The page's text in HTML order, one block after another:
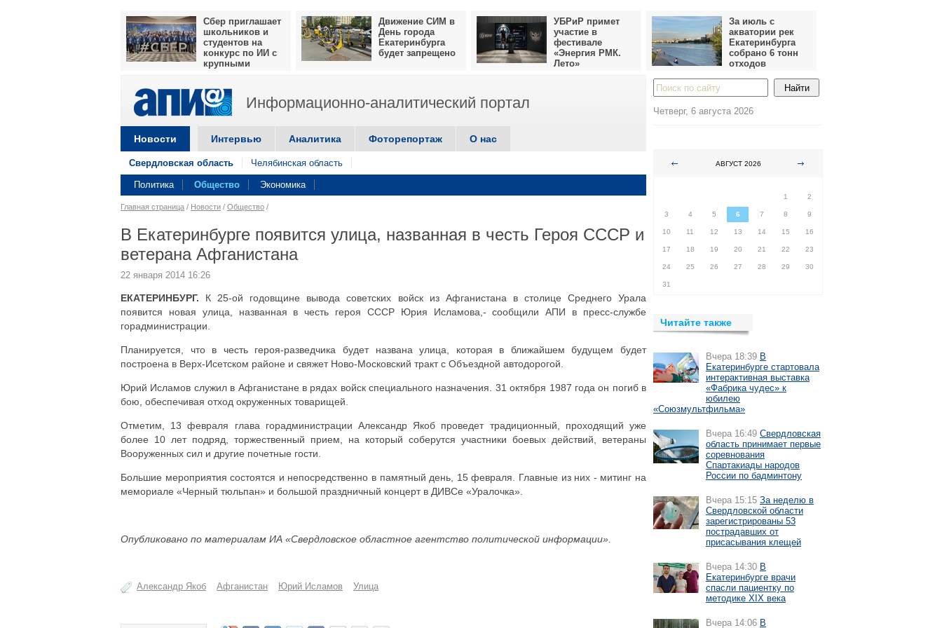
Сбер приглашает
школьников и
студентов на
конкурс по ИИ с
крупными
Движение СИМ в
День города
Екатеринбурга
будет запрещено
УБРиР примет
участие в
фестивале
«Энергия РМК.
Лето»
За июль с
акватории рек
Екатеринбурга
собрано 6 тонн
отходов
Информационно-аналитический портал
Новости Интервью Аналитика Фоторепортаж О нас
Свердловская область Челябинская область
Политика Общество Экономика
Главная страница / Новости / Общество /
В Екатеринбурге появится улица, названная в честь Героя СССР и
ветерана Афганистана
22 января 2014 16:26
ЕКАТЕРИНБУРГ. К 25-ой годовщине вывода советских войск из Афганистана в столице Среднего Урала
появится новая улица, названная в честь героя СССР Юрия Исламова,- сообщили АПИ в пресс-службе
горадминистрации.
Планируется, что в честь героя-разведчика будет названа улица, которая в ближайшем будущем будет
построена в Верх-Исетском районе и свяжет Ново-Московский тракт с Объездной автодорогой.
Юрий Исламов служил в Афганистане в рядах войск специального назначения. 31 октября 1987 года он погиб в
бою, обеспечивая отход окруженных товарищей.
Отметим, 13 февраля глава горадминистрации Александр Якоб проведет традиционный, проходящий уже
более 10 лет подряд, торжественный прием, на который соберутся участники боевых действий, ветераны
Вооруженных сил и другие почетные гости.
Большие мероприятия состоятся и непосредственно в памятный день, 15 февраля. Главные из них - митинг на
мемориале «Черный тюльпан» и большой праздничный концерт в ДИВСе «Уралочка».
Опубликовано по материалам ИА «Свердловское областное агентство политической информации».
Александр Якоб Афганистан Юрий Исламов Улица
Четверг, 6 августа 2026
АВГУСТ 2026
1
2
3 4 5 6 7 8 9
10 11 12 13 14 15 16
17 18 19 20 21 22 23
24 25 26 27 28 29 30
31
Читайте также
Вчера 18:39 В
Екатеринбурге стартовала
интерактивная выставка
«Фабрика чудес» к
юбилею
«Союзмультфильма»
Вчера 16:49 Свердловская
область принимает первые
соревнования
Спартакиады народов
России по бадминтону
Вчера 15:15 За неделю в
Свердловской области
зарегистрированы 53
пострадавших от
присасывания клещей
Вчера 14:30 В
Екатеринбурге врачи
спасли пациентку по
методике XIX века
Вчера 14:06 В